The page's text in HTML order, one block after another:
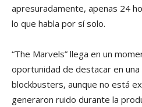
apresuradamente, apenas 24
lo que habla por sí solo.
“The Marvels” llega en un
oportunidad de destacar en
blockbusters, aunque no está
generaron ruido durante la